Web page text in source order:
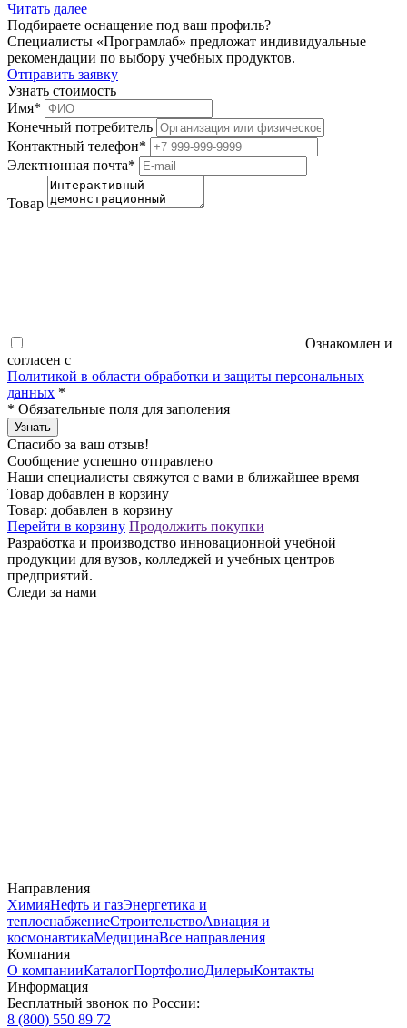
Читать далее
Подбираете оснащение под ваш профиль?
Специалисты «Програмлаб» предложат индивидуальные
рекомендации по выбору учебных продуктов.
Отправить заявку
Узнать стоимость
Имя*
Конечный потребитель
Контактный телефон*
Электнонная почта*
Товар
Ознакомлен и
согласен с
Политикой в области обработки и защиты персональных
данных *
* Обязательные поля для заполения
Узнать
Спасибо за ваш отзыв!
Сообщение успешно отправлено
Наши специалисты свяжутся с вами в ближайшее время
Товар добавлен в корзину
Товар: добавлен в корзину
Перейти в корзину Продолжить покупки
Разработка и производство инновационной учебной
продукции для вузов, колледжей и учебных центров
предприятий.
Следи за нами
Направления
ХимияНефть и газЭнергетика и
теплоснабжениеСтроительствоАвиация и
космонавтикаМедицинаВсе направления
Компания
О компанииКаталогПортфолиоДилерыКонтакты
Информация
Бесплатный звонок по России:
8 (800) 550 89 72